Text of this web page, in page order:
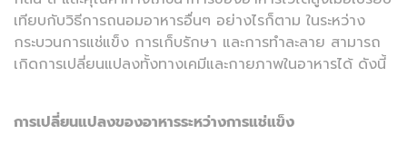
เทียบกับวิธีการถนอมอาหารอื่นๆ อย่างไรก็ตาม ในระหว่าง
กระบวนการแช่แข็ง การเก็บรักษา และการทำละลาย สามารถ
เกิดการเปลี่ยนแปลงทั้งทางเคมีและกายภาพในอาหารได้ ดังนี้
การเปลี่ยนแปลงของอาหารระหว่างการแช่แข็ง